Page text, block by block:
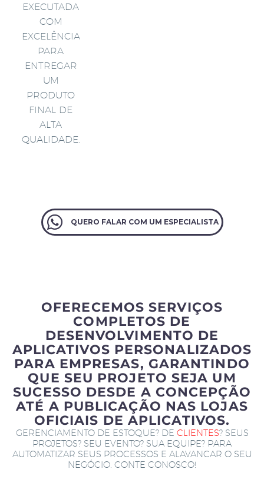
EXECUTADA
COM
EXCELÊNCIA
PARA
ENTREGAR
UM
PRODUTO
FINAL DE
ALTA
QUALIDADE.
QUERO FALAR COM UM ESPECIALISTA
OFERECEMOS SERVIÇOS
COMPLETOS DE
DESENVOLVIMENTO DE
APLICATIVOS PERSONALIZADOS
PARA EMPRESAS, GARANTINDO
QUE SEU PROJETO SEJA UM
SUCESSO DESDE A CONCEPÇÃO
ATÉ A PUBLICAÇÃO NAS LOJAS
OFICIAIS DE APLICATIVOS.
GERENCIAMENTO DE ESTOQUE? DE CLIENTES? SEUS
PROJETOS? SEU EVENTO? SUA EQUIPE? PARA
AUTOMATIZAR SEUS PROCESSOS E ALAVANCAR O SEU
NEGÓCIO. CONTE CONOSCO!